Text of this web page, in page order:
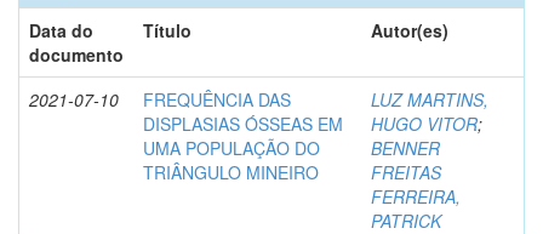
Data do
documento
Título Autor(es)
2021-07-10
FREQUÊNCIA DAS
DISPLASIAS ÓSSEAS EM
UMA POPULAÇÃO DO
TRIÂNGULO MINEIRO
LUZ MARTINS,
HUGO VITOR;
BENNER
FREITAS
FERREIRA,
PATRICK